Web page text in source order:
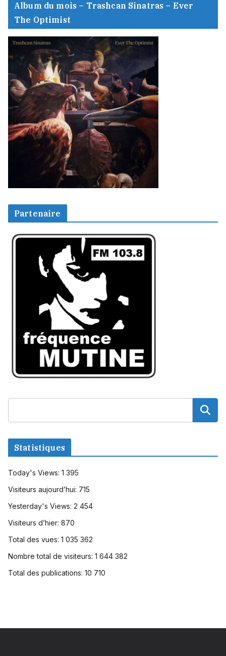
Album du mois – Trashcan Sinatras – Ever
The Optimist
Partenaire
Statistiques
Today's Views: 1 395
Visiteurs aujourd’hui: 715
Yesterday's Views: 2 454
Visiteurs d’hier: 870
Total des vues: 1 035 362
Nombre total de visiteurs: 1 644 382
Total des publications: 10 710